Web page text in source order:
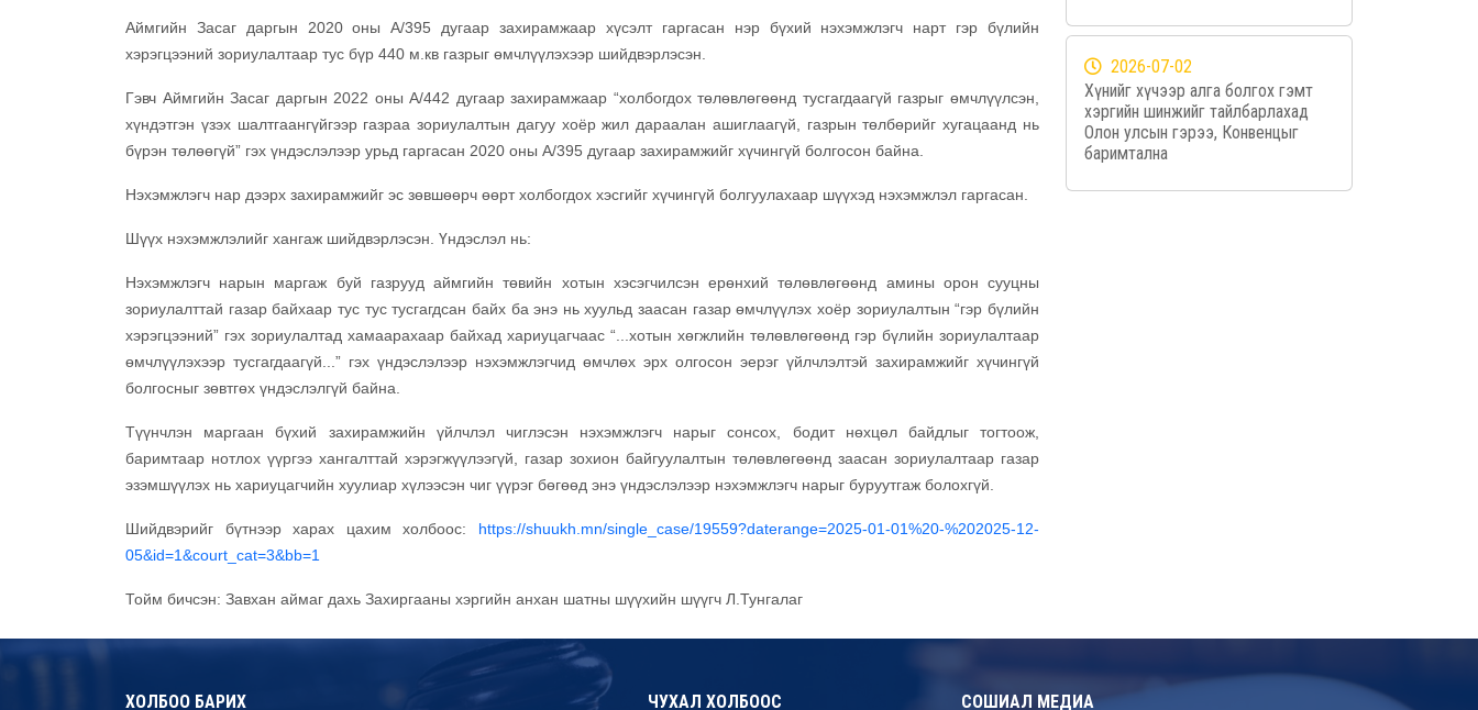
Аймгийн Засаг даргын 2020 оны А/395 дугаар захирамжаар хүсэлт гаргасан нэр бүхий нэхэмжлэгч нарт гэр бүлийн
хэрэгцээний зориулалтаар тус бүр 440 м.кв газрыг өмчлүүлэхээр шийдвэрлэсэн.
Гэвч Аймгийн Засаг даргын 2022 оны А/442 дугаар захирамжаар “холбогдох төлөвлөгөөнд тусгагдаагүй газрыг өмчлүүлсэн,
хүндэтгэн үзэх шалтгаангүйгээр газраа зориулалтын дагуу хоёр жил дараалан ашиглаагүй, газрын төлбөрийг хугацаанд нь
бүрэн төлөөгүй” гэх үндэслэлээр урьд гаргасан 2020 оны А/395 дугаар захирамжийг хүчингүй болгосон байна.
Нэхэмжлэгч нар дээрх захирамжийг эс зөвшөөрч өөрт холбогдох хэсгийг хүчингүй болгуулахаар шүүхэд нэхэмжлэл гаргасан.
Шүүх нэхэмжлэлийг хангаж шийдвэрлэсэн. Үндэслэл нь:
Нэхэмжлэгч нарын маргаж буй газрууд аймгийн төвийн хотын хэсэгчилсэн ерөнхий төлөвлөгөөнд амины орон сууцны
зориулалттай газар байхаар тус тус тусгагдсан байх ба энэ нь хуульд заасан газар өмчлүүлэх хоёр зориулалтын “гэр бүлийн
хэрэгцээний” гэх зориулалтад хамаарахаар байхад хариуцагчаас “...хотын хөгжлийн төлөвлөгөөнд гэр бүлийн зориулалтаар
өмчлүүлэхээр тусгагдаагүй...” гэх үндэслэлээр нэхэмжлэгчид өмчлөх эрх олгосон эерэг үйлчлэлтэй захирамжийг хүчингүй
болгосныг зөвтгөх үндэслэлгүй байна.
Түүнчлэн маргаан бүхий захирамжийн үйлчлэл чиглэсэн нэхэмжлэгч нарыг сонсох, бодит нөхцөл байдлыг тогтоож,
баримтаар нотлох үүргээ хангалттай хэрэгжүүлээгүй, газар зохион байгуулалтын төлөвлөгөөнд заасан зориулалтаар газар
эзэмшүүлэх нь хариуцагчийн хуулиар хүлээсэн чиг үүрэг бөгөөд энэ үндэслэлээр нэхэмжлэгч нарыг буруутгаж болохгүй.
Шийдвэрийг бүтнээр харах цахим холбоос: https://shuukh.mn/single_case/19559?daterange=2025-01-01%20-%202025-12-
05&id=1&court_cat=3&bb=1
Тойм бичсэн: Завхан аймаг дахь Захиргааны хэргийн анхан шатны шүүхийн шүүгч Л.Тунгалаг
2026-07-02
Хүнийг хүчээр алга болгох гэмт
хэргийн шинжийг тайлбарлахад
Олон улсын гэрээ, Конвенцыг
баримтална
ХОЛБОО БАРИХ ЧУХАЛ ХОЛБООС СОШИАЛ МЕДИА